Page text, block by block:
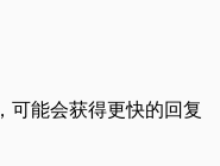
，可能会获得更快的回复